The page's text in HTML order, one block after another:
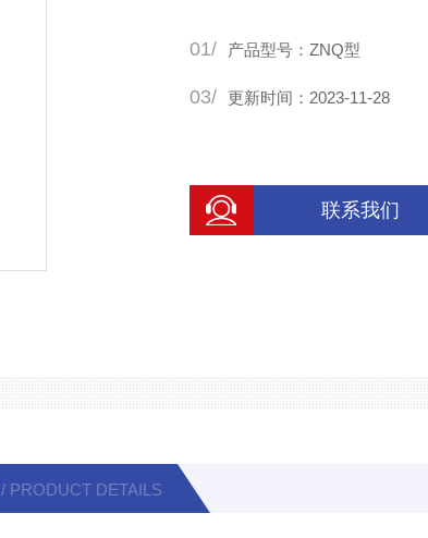
01/ 产品型号：ZNQ型
03/ 更新时间：2023-11-28
联系我们
/ PRODUCT DETAILS